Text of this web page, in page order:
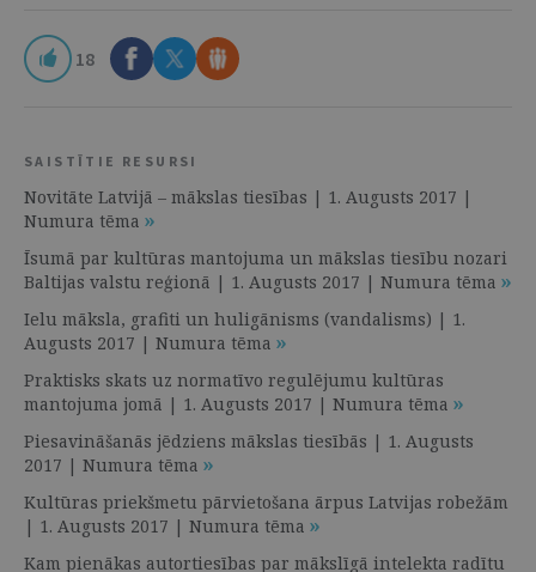
18
SAISTĪTIE RESURSI
Novitāte Latvijā – mākslas tiesības | 1. Augusts 2017 |
Numura tēma
Īsumā par kultūras mantojuma un mākslas tiesību nozari
Baltijas valstu reģionā | 1. Augusts 2017 | Numura tēma
Ielu māksla, grafiti un huligānisms (vandalisms) | 1.
Augusts 2017 | Numura tēma
Praktisks skats uz normatīvo regulējumu kultūras
mantojuma jomā | 1. Augusts 2017 | Numura tēma
Piesavināšanās jēdziens mākslas tiesībās | 1. Augusts
2017 | Numura tēma
Kultūras priekšmetu pārvietošana ārpus Latvijas robežām
| 1. Augusts 2017 | Numura tēma
Kam pienākas autortiesības par mākslīgā intelekta radītu